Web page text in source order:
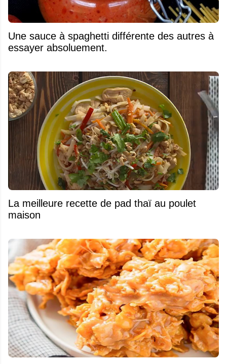
Une sauce à spaghetti différente des autres à
essayer absoluement.
La meilleure recette de pad thaï au poulet
maison